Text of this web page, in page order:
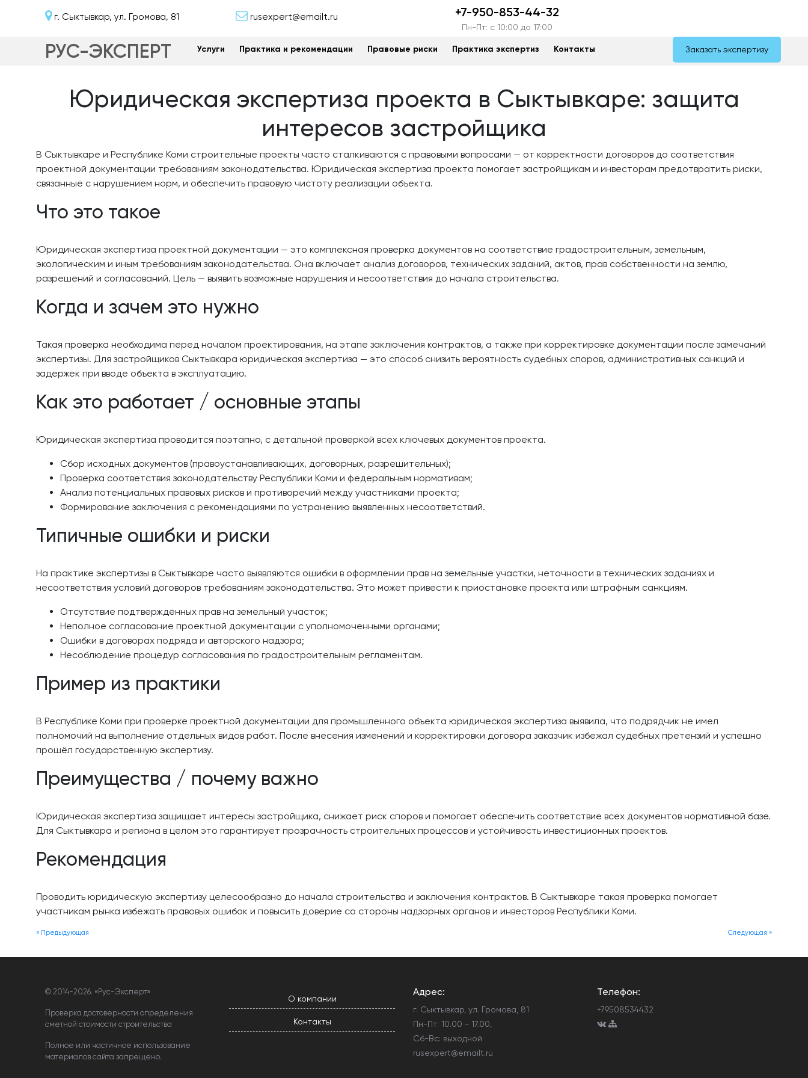
г. Сыктывкар, ул. Громова, 81 rusexpert@emailt.ru +7-950-853-44-32
Пн-Пт: c 10:00 до 17:00
РУС-ЭКСПЕРТ Услуги Практика и рекомендации Правовые риски Практика экспертиз Контакты Заказать экспертизу
Юридическая экспертиза проекта в Сыктывкаре: защита
интересов застройщика
В Сыктывкаре и Республике Коми строительные проекты часто сталкиваются с правовыми вопросами — от корректности договоров до соответствия
проектной документации требованиям законодательства. Юридическая экспертиза проекта помогает застройщикам и инвесторам предотвратить риски,
связанные с нарушением норм, и обеспечить правовую чистоту реализации объекта.
Что это такое
Юридическая экспертиза проектной документации — это комплексная проверка документов на соответствие градостроительным, земельным,
экологическим и иным требованиям законодательства. Она включает анализ договоров, технических заданий, актов, прав собственности на землю,
разрешений и согласований. Цель — выявить возможные нарушения и несоответствия до начала строительства.
Когда и зачем это нужно
Такая проверка необходима перед началом проектирования, на этапе заключения контрактов, а также при корректировке документации после замечаний
экспертизы. Для застройщиков Сыктывкара юридическая экспертиза — это способ снизить вероятность судебных споров, административных санкций и
задержек при вводе объекта в эксплуатацию.
Как это работает / основные этапы
Юридическая экспертиза проводится поэтапно, с детальной проверкой всех ключевых документов проекта.
Сбор исходных документов (правоустанавливающих, договорных, разрешительных);
Проверка соответствия законодательству Республики Коми и федеральным нормативам;
Анализ потенциальных правовых рисков и противоречий между участниками проекта;
Формирование заключения с рекомендациями по устранению выявленных несоответствий.
Типичные ошибки и риски
На практике экспертизы в Сыктывкаре часто выявляются ошибки в оформлении прав на земельные участки, неточности в технических заданиях и
несоответствия условий договоров требованиям законодательства. Это может привести к приостановке проекта или штрафным санкциям.
Отсутствие подтверждённых прав на земельный участок;
Неполное согласование проектной документации с уполномоченными органами;
Ошибки в договорах подряда и авторского надзора;
Несоблюдение процедур согласования по градостроительным регламентам.
Пример из практики
В Республике Коми при проверке проектной документации для промышленного объекта юридическая экспертиза выявила, что подрядчик не имел
полномочий на выполнение отдельных видов работ. После внесения изменений и корректировки договора заказчик избежал судебных претензий и успешно
прошёл государственную экспертизу.
Преимущества / почему важно
Юридическая экспертиза защищает интересы застройщика, снижает риск споров и помогает обеспечить соответствие всех документов нормативной базе.
Для Сыктывкара и региона в целом это гарантирует прозрачность строительных процессов и устойчивость инвестиционных проектов.
Рекомендация
Проводить юридическую экспертизу целесообразно до начала строительства и заключения контрактов. В Сыктывкаре такая проверка помогает
участникам рынка избежать правовых ошибок и повысить доверие со стороны надзорных органов и инвесторов Республики Коми.
Следующая »
« Предыдующая
© 2014-2026. «Рус-Эксперт»
Проверка достоверности определения
сметной стоимости строительства
Полное или частичное использование
материалов сайта запрещено.
О компании
Контакты
Адрес:
г. Сыктывкар, ул. Громова, 81
Пн-Пт: 10.00 - 17.00,
Сб-Вс: выходной
rusexpert@emailt.ru
Телефон:
+79508534432